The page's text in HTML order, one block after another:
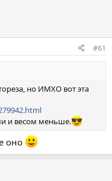
#61
но ИМХО вот эта
и весом меньше.
оно